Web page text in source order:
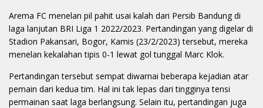
Arema FC menelan pil pahit usai kalah dari Persib Bandung di
laga lanjutan BRI Liga 1 2022/2023. Pertandingan yang digelar di
Stadion Pakansari, Bogor, Kamis (23/2/2023) tersebut, mereka
menelan kekalahan tipis 0-1 lewat gol tunggal Marc Klok.
Pertandingan tersebut sempat diwarnai beberapa kejadian atar
pemain dari kedua tim. Hal ini tak lepas dari tingginya tensi
permainan saat laga berlangsung. Selain itu, pertandingan juga